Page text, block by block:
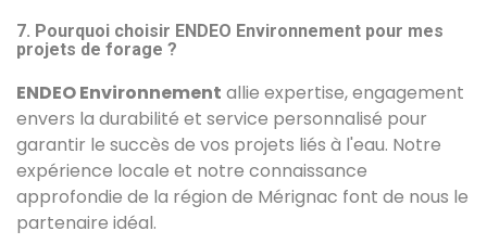
7. Pourquoi choisir ENDEO Environnement pour mes
projets de forage ?
ENDEO Environnement allie expertise, engagement
envers la durabilité et service personnalisé pour
garantir le succès de vos projets liés à l'eau. Notre
expérience locale et notre connaissance
approfondie de la région de Mérignac font de nous le
partenaire idéal.